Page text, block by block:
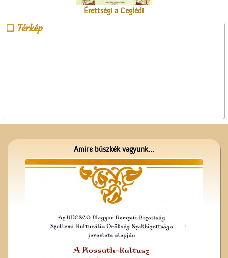
Érettségi a Ceglédi
Üzenet a harctérre
Térkép
Amire büszkék vagyunk...